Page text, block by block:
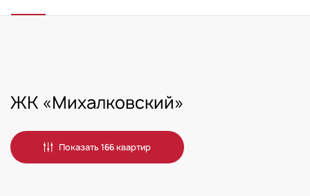
ЖК «Михалковский»
Показать 166 квартир